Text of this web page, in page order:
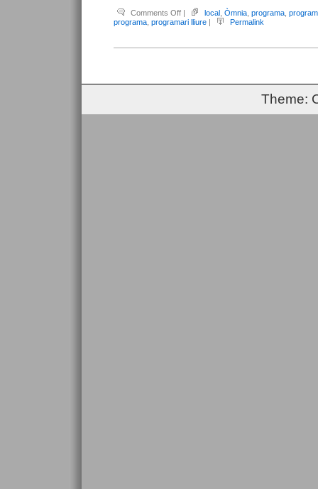
Comments Offon
Quimo
al
Marianao
| local Òmnia programa
programa programari lliure | Permalink
Theme: